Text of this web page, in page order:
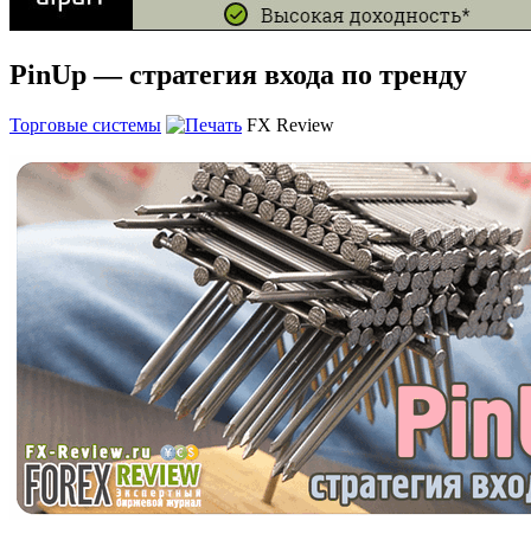
PinUp — стратегия входа по тренду
Торговые системы FX Review